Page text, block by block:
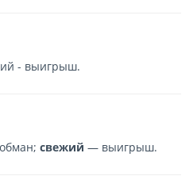
- выигрыш.
свежий — выигрыш.